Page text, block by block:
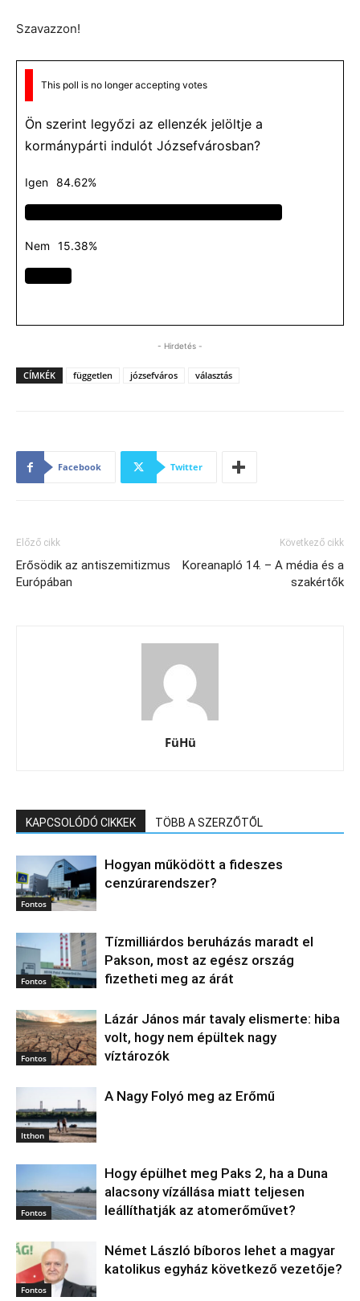
Szavazzon!
This poll is no longer accepting votes
Ön szerint legyőzi az ellenzék jelöltje a
kormánypárti indulót Józsefvárosban?
Igen 84.62%
Nem 15.38%
- Hirdetés -
CÍMKÉK független józsefváros választás
Facebook Twitter
Előző cikk
Erősödik az antiszemitizmus
Európában
Következő cikk
Koreanapló 14. – A média és a
szakértők
FüHü
KAPCSOLÓDÓ CIKKEK TÖBB A SZERZŐTŐL
Fontos
Hogyan működött a fideszes
cenzúrarendszer?
Fontos
Tízmilliárdos beruházás maradt el
Pakson, most az egész ország
fizetheti meg az árát
Fontos
Lázár János már tavaly elismerte: hiba
volt, hogy nem épültek nagy
víztározók
Itthon
A Nagy Folyó meg az Erőmű
Fontos
Hogy épülhet meg Paks 2, ha a Duna
alacsony vízállása miatt teljesen
leállíthatják az atomerőművet?
Fontos
Német László bíboros lehet a magyar
katolikus egyház következő vezetője?